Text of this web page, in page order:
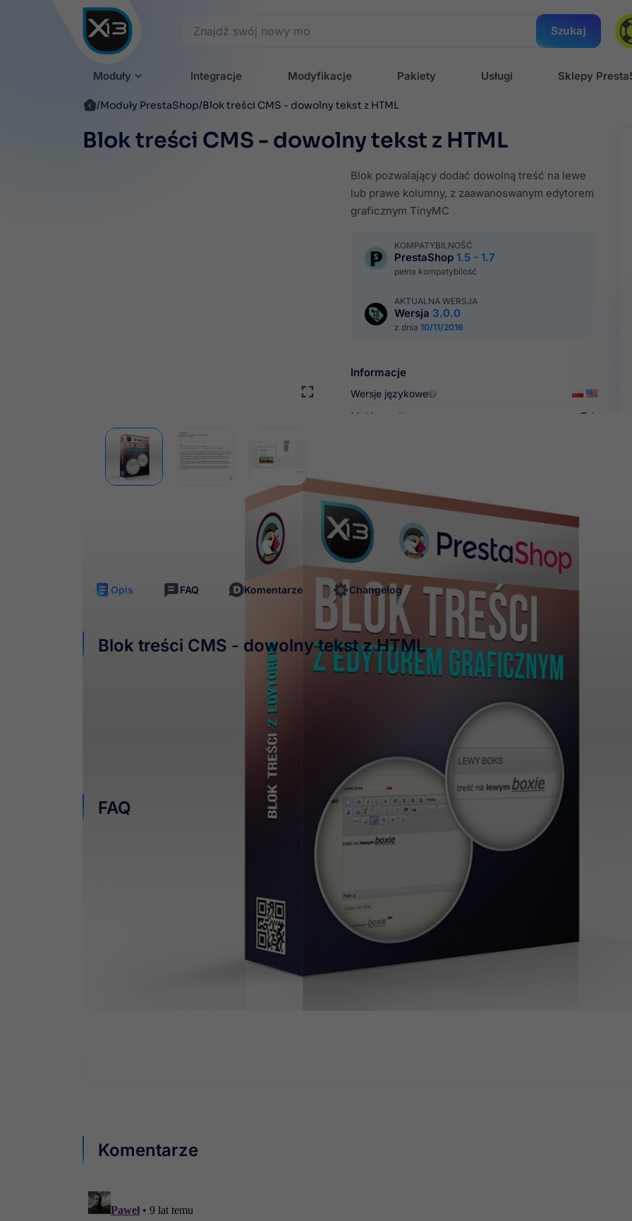
Szukaj
Moduły Integracje Modyfikacje Pakiety Usługi Sklepy
Moduły PrestaShop Blok treści CMS - dowolny tekst z HTML
Blok treści CMS - dowolny tekst z HTML

Blok pozwalający dodać dowolną treść na lewe
lub prawe kolumny, z zaawanoswanym edytorem
graficznym TinyMC
KOMPATYBILNOŚĆ
PrestaShop 1.5 - 1.7
pełna kompatybilość
AKTUALNA WERSJA
Wersja 3.0.0
z dnia 10/11/2016
Informacje
Wersje językowe
Multistore
Tak
Nielimitowany
dostęp
Sprawdzone
rozwiązania
Opis FAQ Komentarze Changelog
Blok treści CMS - dowolny tekst z HTML
Blok tekstowy to moduł, dzięki któremu w prosty sposób przedstawimy klientowi najważniejsze informacje z
Łatwa konfiguracja i edytor graficzny sprawia że korzystanie z modułu jest bardzo proste i w szybkim czasie
grafikę do wybranej kolumny w naszym sklepie.
FAQ
- nasze rozwiązania posiadają wygodną zaawansowaną konfiguracje dostępną z panelu
Dodatkowo jeśli chcesz zmienić ich wygląd możesz edytować pliki
TPL
Jeśli Twoje potrzeby są większe i chcesz zmienić lub rozbudować funkcjonalnośćmodułu możemy ją dla
Komentarze